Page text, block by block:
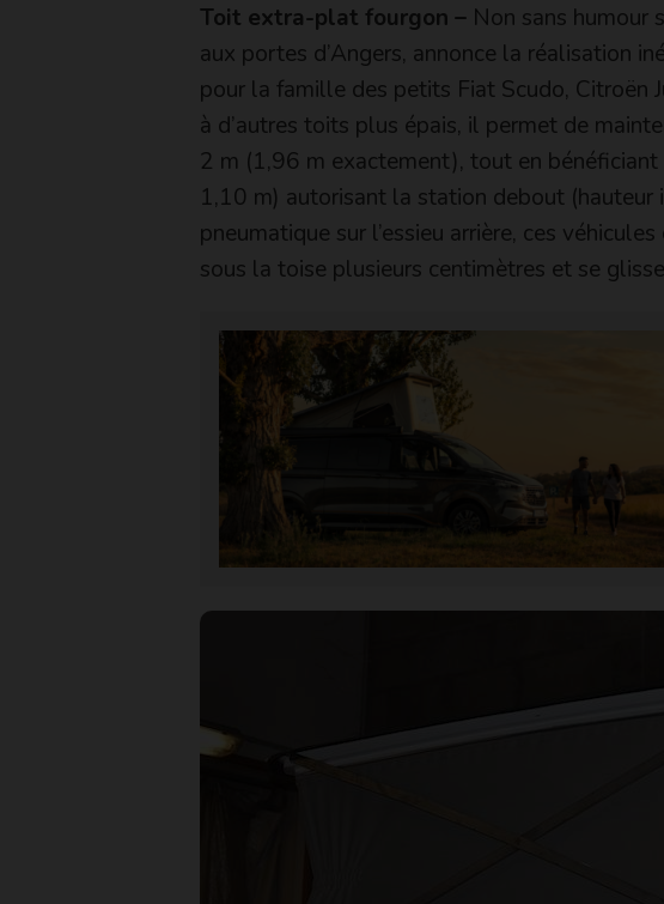
Toit extra-plat fourgon – Non sans humour
aux portes d’Angers, annonce la réalisation
pour la famille des petits Fiat Scudo, Citroën
à d’autres toits plus épais, il permet de
2 m (1,96 m exactement), tout en
1,10 m) autorisant la station debout (hauteur
pneumatique sur l’essieu arrière, ces
sous la toise plusieurs centimètres et se